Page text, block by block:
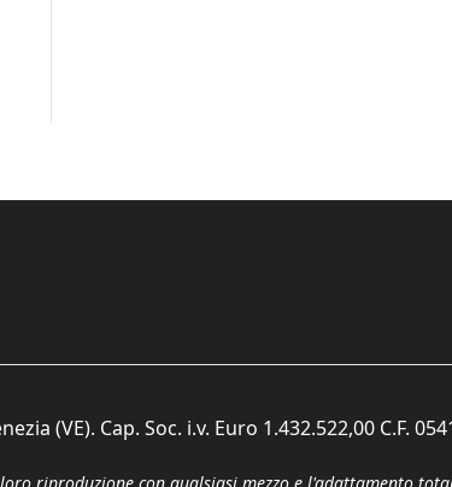
(VE). Cap. Soc. i.v. Euro 1.432.522,00 C.F.
riproduzione con qualsiasi mezzo e l'adattamento